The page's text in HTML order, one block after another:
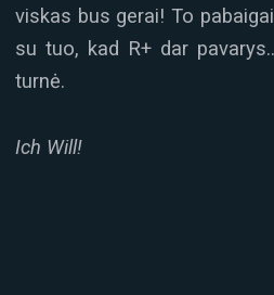
viskas bus gerai! To
su tuo, kad R+ dar
turnė.
Ich Will!